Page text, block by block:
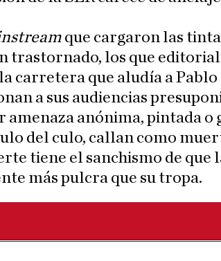
que cargaron las
trastornado, los que
carretera que aludía a Pablo
a sus audiencias
amenaza anónima, pintada o
del culo, callan como
tiene el sanchismo de que
más pulcra que su tropa.